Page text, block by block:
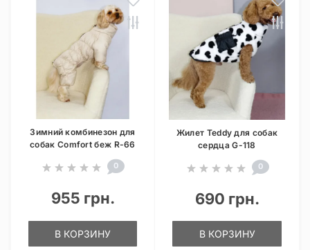
Зимний комбинезон для
собак Comfort беж R-66
0
955 грн.
В КОРЗИНУ
Жилет Teddy для собак
сердца G-118
0
690 грн.
В КОРЗИНУ